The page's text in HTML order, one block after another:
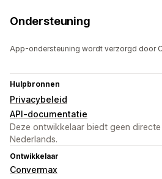
Ondersteuning
App-ondersteuning wordt verzorgd door
Hulpbronnen
Privacybeleid
API-documentatie
Deze ontwikkelaar biedt geen
Nederlands.
Ontwikkelaar
Convermax